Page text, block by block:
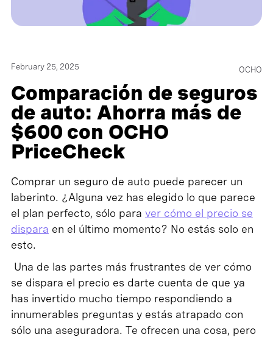
February 25, 2025 OCHO
Comparación de seguros
de auto: Ahorra más de
$600 con OCHO
PriceCheck
Comprar un seguro de auto puede parecer un
laberinto. ¿Alguna vez has elegido lo que parece
el plan perfecto, sólo para ver cómo el precio se
dispara en el último momento? No estás solo en
esto.
Una de las partes más frustrantes de ver cómo
se dispara el precio es darte cuenta de que ya
has invertido mucho tiempo respondiendo a
innumerables preguntas y estás atrapado con
sólo una aseguradora. Te ofrecen una cosa, pero